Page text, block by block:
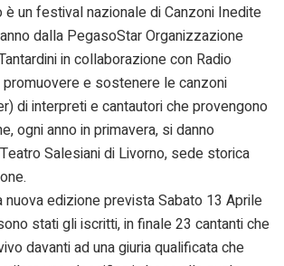
un festival nazionale di Canzoni Inedite
dalla PegasoStar Organizzazione
in collaborazione con Radio
e sostenere le canzoni
di interpreti e cantautori che provengono
ogni anno in primavera, si danno
Salesiani di Livorno, sede storica
nuova edizione prevista Sabato 13 Aprile
stati gli iscritti, in finale 23 cantanti che
davanti ad una giuria qualificata che